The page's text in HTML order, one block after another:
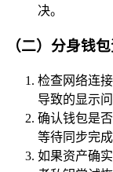
决。
（二）分身钱
检查网络连
导致的显示问
确认钱包是
等待同步完
如果资产确